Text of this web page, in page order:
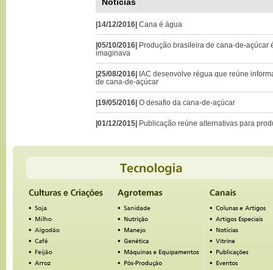
|14/12/2016| Cana é água
|05/10/2016| Produção brasileira de cana-de-açúcar
imaginava
|25/08/2016| IAC desenvolve régua que reúne
de cana-de-açúcar
|19/05/2016| O desafio da cana-de-açúcar
|01/12/2015| Publicação reúne alternativas para